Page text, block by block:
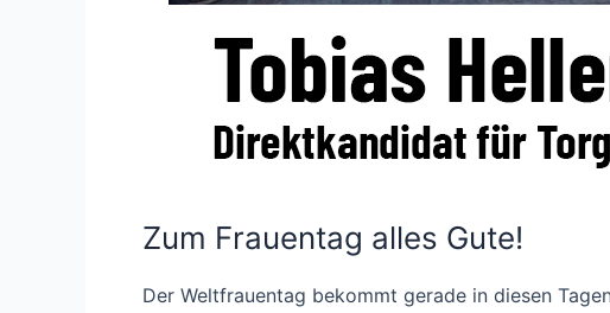
Zum Frauentag alles Gute!
Der Weltfrauentag bekommt gerade in diesen